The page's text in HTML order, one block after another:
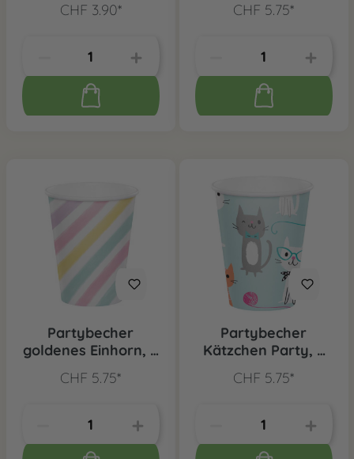
CHF 3.90*
CHF 5.75*
Partybecher
goldenes Einhorn, 8
CHF 5.75*
Partybecher
Kätzchen Party, 8
CHF 5.75*